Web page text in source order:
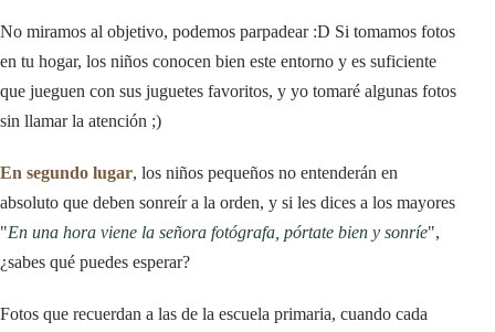
No miramos al objetivo, podemos parpadear :D Si tomamos fotos
en tu hogar, los niños conocen bien este entorno y es suficiente
que jueguen con sus juguetes favoritos, y yo tomaré algunas fotos
sin llamar la atención ;)
En segundo lugar, los niños pequeños no entenderán en
absoluto que deben sonreír a la orden, y si les dices a los mayores
"En una hora viene la señora fotógrafa, pórtate bien y sonríe",
¿sabes qué puedes esperar?
Fotos que recuerdan a las de la escuela primaria, cuando cada